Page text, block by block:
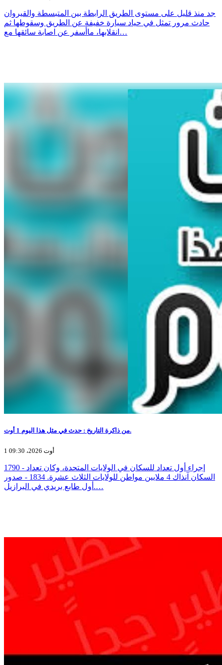
جد منذ قليل على مستوى الطريق الرابطة بين المتبسطة والقيروان
حادث مرور تمثل في حياد سيارة خفيفة عن الطريق وسقوطها ثم
انقلابها، ماأسفر عن اصابة سائقها مع…
من ذاكرة التاريخ : حدث في مثل هذا اليوم 1 أوت.
1 أوت 2026، 09:30
1790 - إجراء أول تعداد للسكان في الولايات المتحدة، وكان تعداد
السكان آنذاك 4 ملايين مواطن للولايات الثلاث عشرة. 1834 - صدور
أول طابع بريدي في البرازيل.…